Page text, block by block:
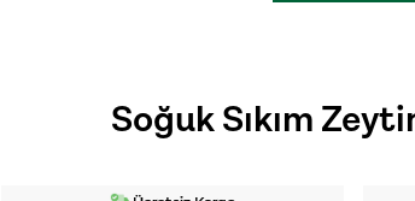
Soğuk Sıkım
En Çok Satan 2. Ürün